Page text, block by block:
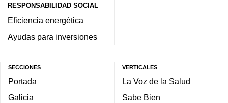
RESPONSABILIDAD SOCIAL
Eficiencia energética
Ayudas para inversiones
SECCIONES
Portada
Galicia
VERTICALES
La Voz de la Salud
Sabe Bien